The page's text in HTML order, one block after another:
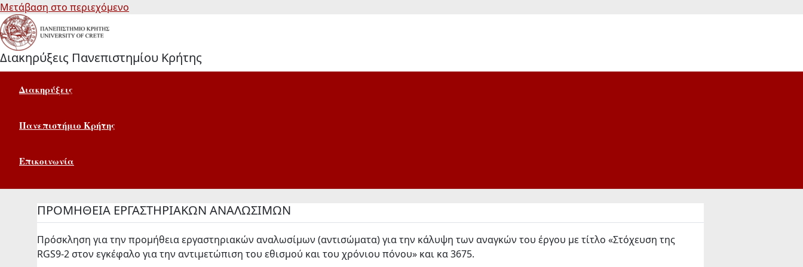
Μετάβαση στο περιεχόμενο
Διακηρύξεις Πανεπιστημίου Κρήτης
Διακηρύξεις
Πανεπιστήμιο Κρήτης
Επικοινωνία
ΠΡΟΜΗΘΕΙΑ ΕΡΓΑΣΤΗΡΙΑΚΩΝ ΑΝΑΛΩΣΙΜΩΝ
Πρόσκληση για την προμήθεια εργαστηριακών αναλωσίμων (αντισώματα) για την κάλυψη των αναγκών του έργου με τίτλο «Στόχευση της
RGS9-2 στον εγκέφαλο για την αντιμετώπιση του εθισμού και του χρόνιου πόνου» και κα 3675.